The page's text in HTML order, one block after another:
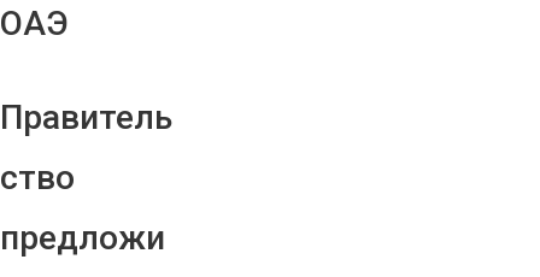
ОАЭ
Правитель
ство
предложи